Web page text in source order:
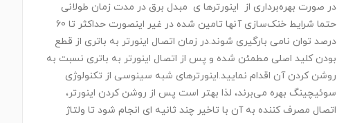
در صورت بهره‌برداری از اینورترها ی مبدل برق در مدت زمان طولانی
حتما شرایط خنک‌سازی آنها تامین شده در غیر اینصورت حداکثر تا 60
درصد توان نامی بارگیری شوند.در زمان اتصال اینورتر به باتری از قطع
بودن کلید اصلی مطمئن شده و پس از اتصال اینورتر به باتری نسبت به
روشن کردن آن اقدام نمایید.اینورترهای شبه سینوسی از تکنولوژی
سوئیچینگ بهره می‌برند، لذا بهتر است پس از روشن کردن اینورتر،
اتصال مصرف کننده به آن با تاخیر چند ثانیه ای انجام شود تا ولتاژ